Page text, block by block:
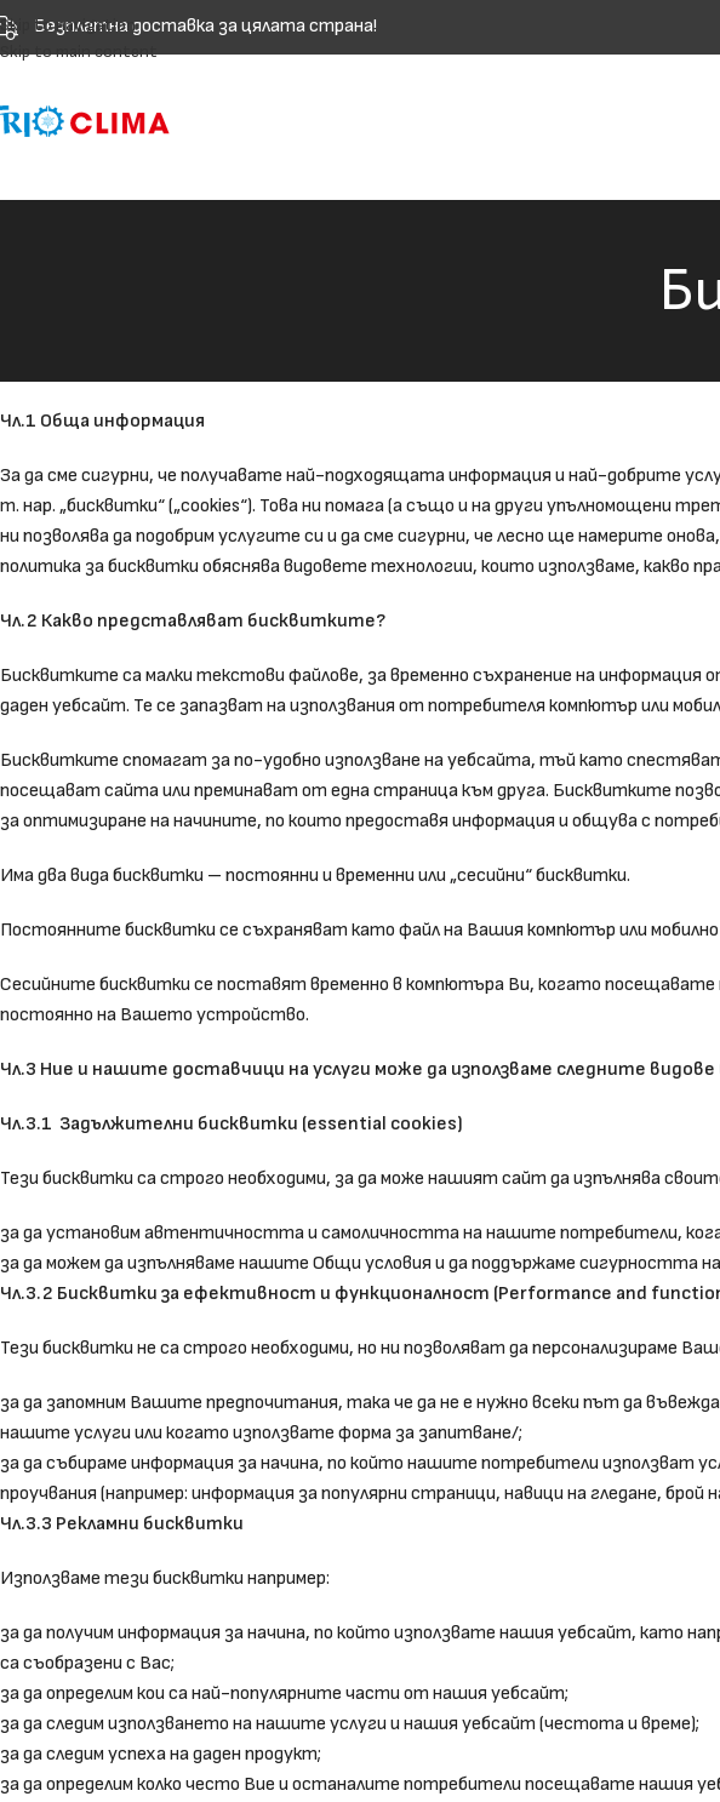
Skip to navigation
Skip to main content
Безплатна доставка за цялата страна!
Чл.1 Обща информация
За да сме сигурни, че получавате най-подходящата информация и най-добрите
т. нар. „бисквитки“ („cookies“). Това ни помага (а също и на други упълномощени
ни позволява да подобрим услугите си и да сме сигурни, че лесно ще намерите
политика за бисквитки обяснява видовете технологии, които използваме,
Чл.2 Какво представляват бисквитките?
Бисквитките са малки текстови файлове, за временно съхранение на
даден уебсайт. Те се запазват на използвания от потребителя компютър или
Бисквитките спомагат за по-удобно използване на уебсайта, тъй като
посещават сайта или преминават от една страница към друга. Бисквитките
за оптимизиране на начините, по които предоставя информация и общува с
Има два вида бисквитки – постоянни и временни или „сесийни“ бисквитки.
Постоянните бисквитки се съхраняват като файл на Вашия компютър или
Сесийните бисквитки се поставят временно в компютъра Ви, когато
постоянно на Вашето устройство.
Чл.3 Ние и нашите доставчици на услуги може да използваме следните
Чл.3.1 Задължителни бисквитки (essential cookies)
Тези бисквитки са строго необходими, за да може нашият сайт да изпълнява
за да установим автентичността и самоличността на нашите потребители,
за да можем да изпълняваме нашите Общи условия и да поддържаме сигурността
Чл.3.2 Бисквитки за ефективност и функционалност (Performance and
Тези бисквитки не са строго необходими, но ни позволяват да персонализираме
за да запомним Вашите предпочитания, така че да не е нужно всеки път да
нашите услуги или когато използвате форма за запитване/;
за да събираме информация за начина, по който нашите потребители използват
проучвания (например: информация за популярни страници, навици на гледане,
Чл.3.3 Рекламни бисквитки
Използваме тези бисквитки например:
за да получим информация за начина, по който използвате нашия уебсайт, като
са съобразени с Вас;
за да определим кои са най-популярните части от нашия уебсайт;
за да следим използването на нашите услуги и нашия уебсайт (честота и време);
за да следим успеха на даден продукт;
за да определим колко често Вие и останалите потребители посещавате нашия